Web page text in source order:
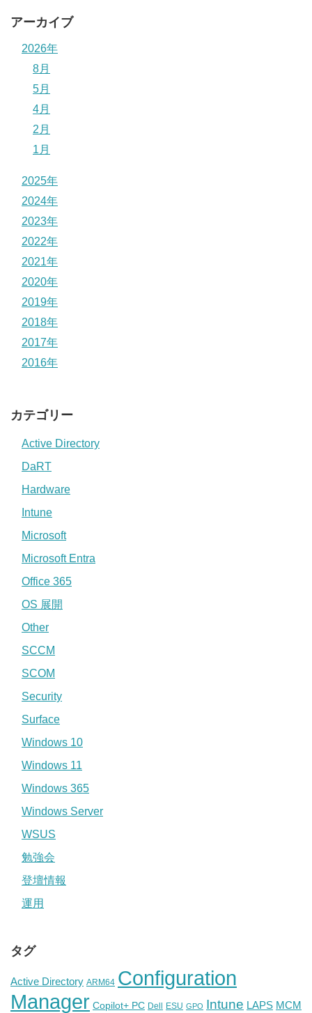
アーカイブ
2026年
8月
5月
4月
2月
1月
2025年
2024年
2023年
2022年
2021年
2020年
2019年
2018年
2017年
2016年
カテゴリー
Active Directory
DaRT
Hardware
Intune
Microsoft
Microsoft Entra
Office 365
OS 展開
Other
SCCM
SCOM
Security
Surface
Windows 10
Windows 11
Windows 365
Windows Server
WSUS
勉強会
登壇情報
運用
タグ
Active Directory ARM64 Configuration
Manager Copilot+ PC Dell ESU GPO Intune LAPS MCM